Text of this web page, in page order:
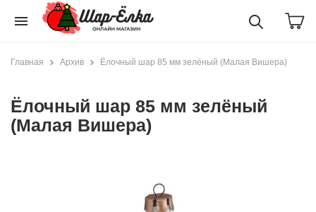
menu
Главная Архив Ёлочный шар 85 мм зелёный (Малая Вишера)
Ёлочный шар 85 мм зелёный
(Малая Вишера)